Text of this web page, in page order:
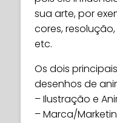
sua arte, por
cores,
etc.
Os dois
desenhos de
– Ilustração e
– Marca/